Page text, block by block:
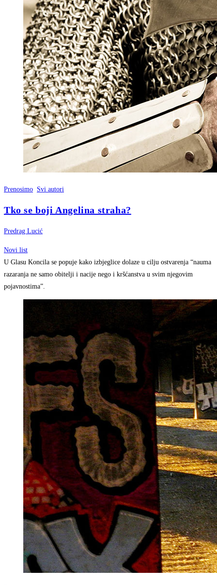
Prenosimo Svi autori
Tko se boji Angelina straha?
Predrag Lucić
Novi list
U Glasu Koncila se popuje kako izbjeglice dolaze u cilju ostvarenja “nauma
razaranja ne samo obitelji i nacije nego i kršćanstva u svim njegovim
pojavnostima”.